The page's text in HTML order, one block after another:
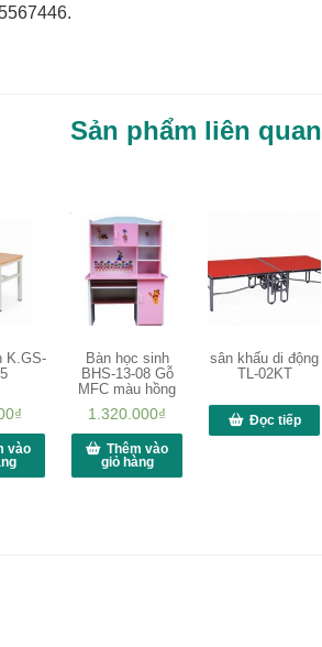
Sản phẩm liên quan
K.GS-
₫
vào
Bàn học sinh
BHS-13-08 Gỗ
MFC màu hồng
1.320.000₫
Thêm vào
giỏ hàng
sân khấu di động
TL-02KT
Đọc tiếp